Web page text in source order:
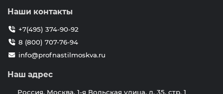
Наши контакты
+7(495) 374-90-92
8 (800) 707-76-94
info@profnastilmoskva.ru
Наш адрес
Россия, Москва, 1-я Вольская улица, д. 35, стр. 1